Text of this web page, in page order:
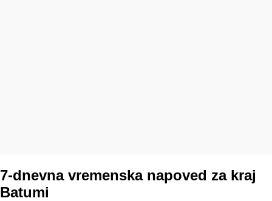
7-dnevna vremenska napoved za kraj
Batumi